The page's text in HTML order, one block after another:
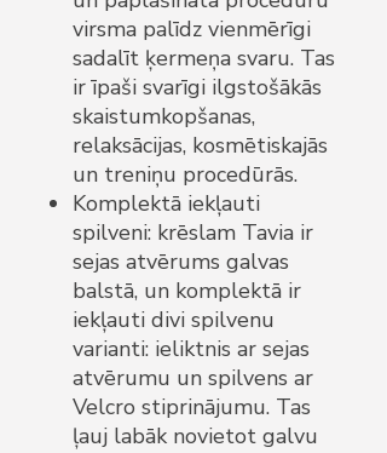
virsma palīdz vienmērīgi
sadalīt ķermeņa svaru. Tas
ir īpaši svarīgi ilgstošākās
skaistumkopšanas,
relaksācijas, kosmētiskajās
un treniņu procedūrās.
Komplektā iekļauti
spilveni: krēslam Tavia ir
sejas atvērums galvas
balstā, un komplektā ir
iekļauti divi spilvenu
varianti: ieliktnis ar sejas
atvērumu un spilvens ar
Velcro stiprinājumu. Tas
ļauj labāk novietot galvu